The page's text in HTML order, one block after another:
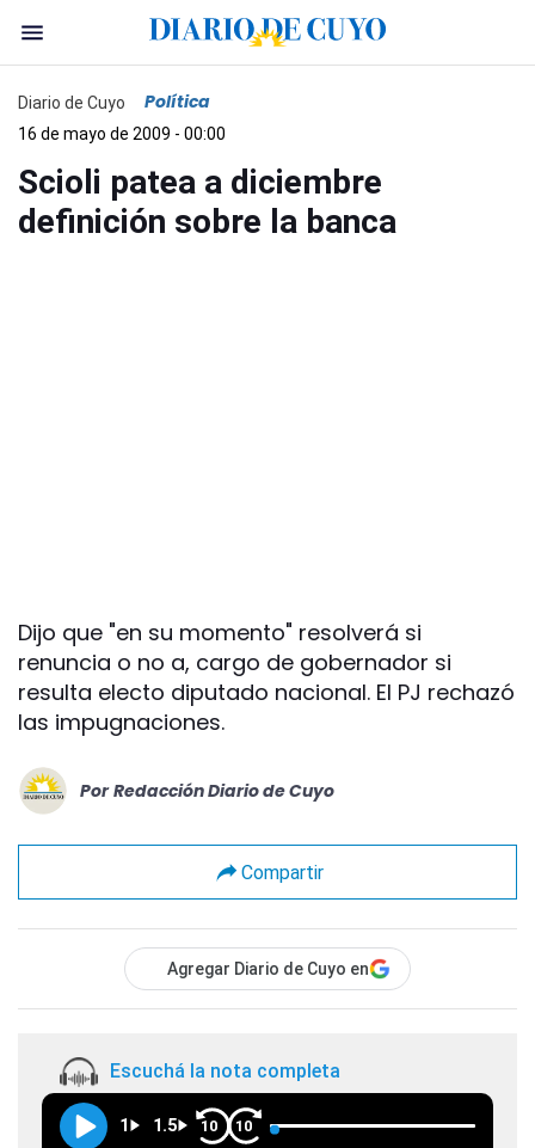
Diario de Cuyo Política
16 de mayo de 2009 - 00:00
Scioli patea a diciembre
definición sobre la banca
Dijo que "en su momento" resolverá si
renuncia o no a, cargo de gobernador si
resulta electo diputado nacional. El PJ rechazó
las impugnaciones.
Por Redacción Diario de Cuyo
Compartir
Agregar Diario de Cuyo en
Escuchá la nota completa
1 1.5 10 10